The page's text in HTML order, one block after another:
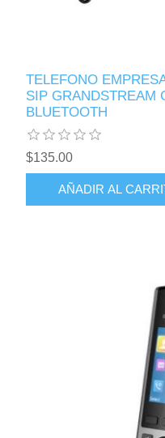
TELEFONO
SIP GRANDSTREAM
BLUETOOTH
$135.00
AÑADIR AL